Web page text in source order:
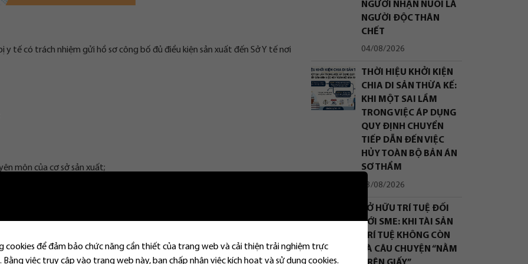
tế có trách nhiệm gửi hồ sơ công bố đủ điều kiện sản xuất đến Sở Y tế nơi
môn của cơ sở sản xuất;
trách chuyên môn;
hợp không có giấy tờ này cần có các giấy tờ sau:
NGƯỜI NHẬN NUÔI LÀ
NGƯỜI ĐỘC THÂN
CHẾT
04/08/2026
THỜI HIỆU KHỞI KIỆN
CHIA DI SẢN THỪA KẾ:
KHI MỘT SAI LẦM
TRONG VIỆC ÁP DỤNG
QUY ĐỊNH CHUYỂN
TIẾP DẪN ĐẾN VIỆC
HỦY TOÀN BỘ BẢN ÁN
SƠ THẨM
03/08/2026
SỞ HỮU TRÍ TUỆ ĐỐI
VỚI SME: KHI TÀI SẢN
TRÍ TUỆ KHÔNG CÒN
LÀ CÂU CHUYỆN “NẰM
cookies để đảm bảo chức năng cần thiết của trang web và cải thiện trải nghiệm trực
việc truy cập vào trang web này, bạn chấp nhận việc kích hoạt và sử dụng cookies.